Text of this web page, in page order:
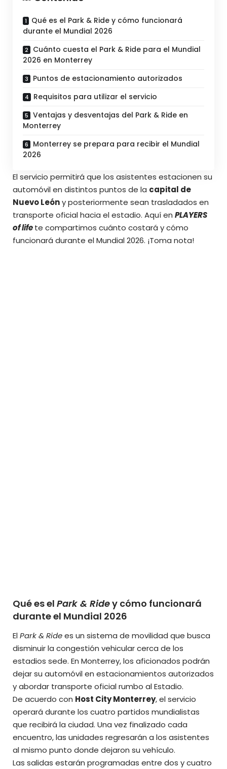
Qué es el Park & Ride y cómo funcionará
durante el Mundial 2026
Cuánto cuesta el Park & Ride para el Mundial
2026 en Monterrey
Puntos de estacionamiento autorizados
Requisitos para utilizar el servicio
Ventajas y desventajas del Park & Ride en
Monterrey
Monterrey se prepara para recibir el Mundial
2026
El servicio permitirá que los asistentes estacionen su
automóvil en distintos puntos de la capital de
Nuevo Leóny posteriormente sean trasladados en
transporte oficial hacia el estadio. Aquí en PLAYERS
of lifete compartimos cuánto costará y cómo
funcionará durante el Mundial 2026. ¡Toma nota!
Qué es el Park & Ridey cómo funcionará
durante el Mundial 2026
ElPark & Ridees un sistema de movilidad que busca
disminuir la congestión vehicular cerca de los
estadios sede. En Monterrey, los aficionados podrán
dejar su automóvil en estacionamientos autorizados
y abordar transporte oficial rumbo al Estadio.
De acuerdo con Host City Monterrey, el servicio
operará durante los cuatro partidos mundialistas
que recibirá la ciudad. Una vez finalizado cada
encuentro, las unidades regresarán a los asistentes
al mismo punto donde dejaron su vehículo.
Las salidas estarán programadas entre dos y cuatro